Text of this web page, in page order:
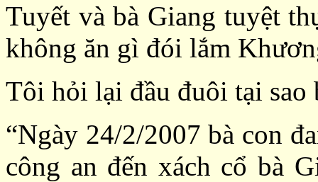
Tuyết và bà Giang tuyệt
không ăn gì đói lắm
Tôi hỏi lại đầu đuôi tại
“Ngày 24/2/2007 bà con
công an đến xách cổ bà